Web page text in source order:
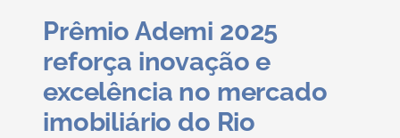
Prêmio Ademi 2025
reforça inovação e
excelência no mercado
imobiliário do Rio